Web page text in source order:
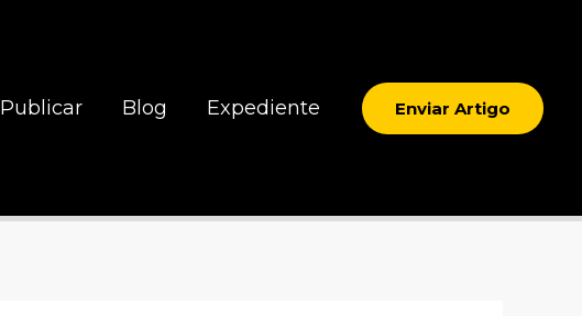
Publicar Blog Expediente Enviar Artigo